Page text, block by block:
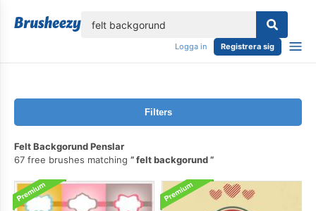
Logga in Registrera sig
Filters
Felt Backgorund Penslar
67 free brushes matching
felt backgorund